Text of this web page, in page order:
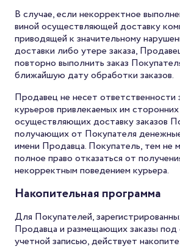
В случае, если некорректное
виной осуществляющей доставку
приводящей к значительному
доставки либо утере заказа,
повторно выполнить заказ
ближайшую дату обработки заказов.
Продавец не несет ответственности
курьеров привлекаемых им
осуществляющих доставку заказов
получающих от Покупателя
имени Продавца. Покупатель, тем не
полное право отказаться от
некорректным поведением курьера.
Накопительная программа
Для Покупателей,
Продавца и размещающих заказы
учетной записью, действует